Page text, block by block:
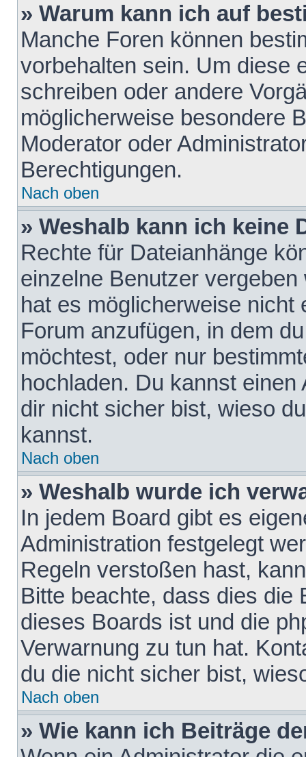
» Warum kann ich auf
Manche Foren können
vorbehalten sein. Um diese
schreiben oder andere
möglicherweise besondere
Moderator oder
Berechtigungen.
Nach oben
» Weshalb kann ich keine
Rechte für Dateianhänge
einzelne Benutzer
hat es möglicherweise nicht
Forum anzufügen, in dem
möchtest, oder nur
hochladen. Du kannst
dir nicht sicher bist, wieso
kannst.
Nach oben
» Weshalb wurde ich
In jedem Board gibt es
Administration festgelegt
Regeln verstoßen hast,
Bitte beachte, dass dies die
dieses Boards ist und die
Verwarnung zu tun hat.
du die nicht sicher bist,
Nach oben
» Wie kann ich Beiträge